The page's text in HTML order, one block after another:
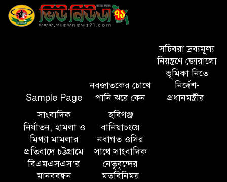
মাধবপুর ডিবির অভিযানে ৬০ কেজি
গাঁজা উদ্ধার
সিলেটে হামের উপসর্গে মৃত্যু ৩
সালমান শাহ হত্যা মামলায় ডন
হবিগঞ্জ মহাসড়কে ত্রিমুখী সংঘর্ষে
নিহত ২
Sample Page
নবজাতকের চোখে
পানি ঝরে কেন
সচিবরা দ্রব্যমূল্য
নিয়ন্ত্রণে জোরালো
ভূমিকা নিতে
নির্দেশ-
প্রধানমন্ত্রীর
সাংবাদিক
নির্যাতন, হামলা ও
মিথ্যা মামলার
প্রতিবাদে চট্টগ্রামে
বিএমএসএস’র
মানববন্ধন
হবিগঞ্জ
বানিয়াচংয়ে
নবাগত ওসির
সাথে সাংবাদিক
নেতৃবৃন্দের
মতবিনিময়